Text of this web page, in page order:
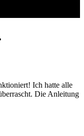
Ich hatte alle
Die Anleitung